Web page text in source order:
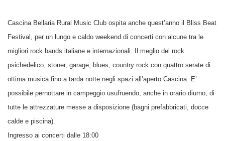
Cascina Bellaria Rural Music Club ospita anche quest’anno il Bliss Beat
Festival, per un lungo e caldo weekend di concerti con alcune tra le
migliori rock bands italiane e internazionali. Il meglio del rock
psichedelico, stoner, garage, blues, country rock con quattro serate di
ottima musica fino a tarda notte negli spazi all’aperto Cascina. E’
possibile pernottare in campeggio usufruendo, anche in orario diurno, di
tutte le attrezzature messe a disposizione (bagni prefabbricati, docce
calde e piscina).
Ingresso ai concerti dalle 18:00